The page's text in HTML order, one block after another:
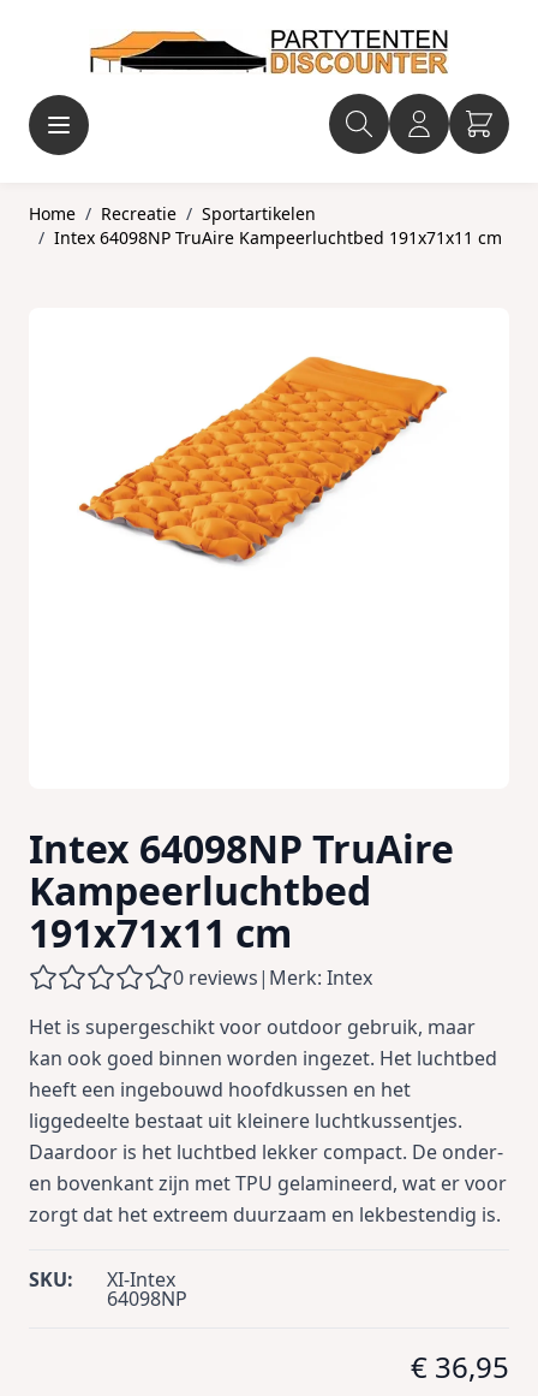
Home / Recreatie / Sportartikelen
/ Intex 64098NP TruAire Kampeerluchtbed 191x71x11 cm
Intex 64098NP TruAire
Kampeerluchtbed
191x71x11 cm
0 reviews| Merk: Intex
Het is supergeschikt voor outdoor gebruik, maar
kan ook goed binnen worden ingezet. Het luchtbed
heeft een ingebouwd hoofdkussen en het
liggedeelte bestaat uit kleinere luchtkussentjes.
Daardoor is het luchtbed lekker compact. De onder-
en bovenkant zijn met TPU gelamineerd, wat er voor
zorgt dat het extreem duurzaam en lekbestendig is.
SKU: XI-Intex
64098NP
€ 36,95